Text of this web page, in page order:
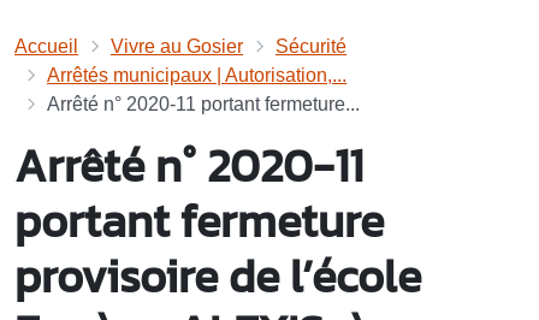
Accueil Vivre au Gosier
Sécurité
Arrêtés municipaux | Autorisation,...
Arrêté n° 2020-11 portant fermeture...
Arrêté n° 2020-11
portant fermeture
provisoire de l’école